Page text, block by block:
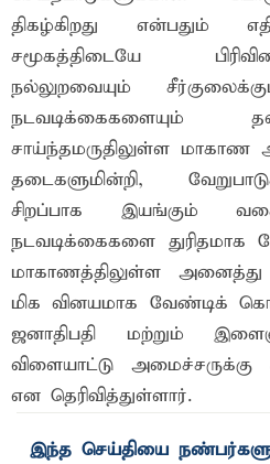
திகழ்கிறது என்பதும்
சமூகத்திடையே
நல்லுறவையும்
நடவடிக்கைகளையும்
சாய்ந்தமருதிலுள்ள மாகாண
தடைகளுமின்றி,
சிறப்பாக இயங்கும்
நடவடிக்கைகளை துரிதமாக
மாகாணத்திலுள்ள
மிக வினயமாக வேண்டிக்
ஜனாதிபதி மற்றும்
விளையாட்டு அமைச்சருக்கு
என தெரிவித்துள்ளார்.